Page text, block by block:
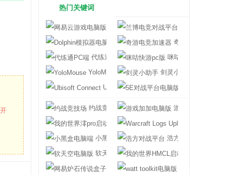
热门关键词
网易云游戏电脑版
Dolphin模拟器电脑版 奇游电竞加速器
代练通PC端
咪咕快游pc版
YoloMouse
剑灵小助手
Ubisoft Connect
约战竞技场
游戏加加电脑版
我的世界澪pro启动器
小黑盒电脑端
浩方对战平台
软天空电脑版
网易炉石传说盒子电脑版